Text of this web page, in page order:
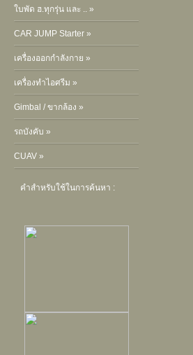
ใบพัด ฮ.ทุกรุ่น และ .. »
CAR JUMP Starter »
เครื่องออกกำลังกาย »
เครื่องทำไอศรีม »
Gimbal / ขากล้อง »
รถบังคับ »
CUAV »
คำสำหรับใช้ในการค้นหา :